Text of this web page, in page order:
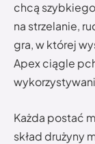
chcą
na strzelanie,
gra, w której
Apex ciągle
Każda postać
skład drużyny